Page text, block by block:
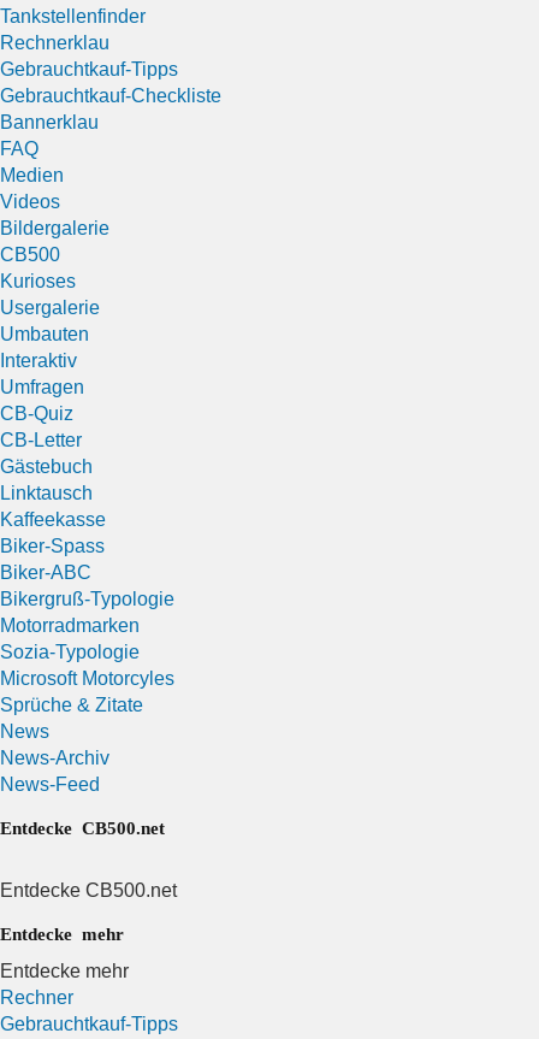
Tankstellenfinder
Rechnerklau
Gebrauchtkauf-Tipps
Gebrauchtkauf-Checkliste
Bannerklau
FAQ
Medien
Videos
Bildergalerie
CB500
Kurioses
Usergalerie
Umbauten
Interaktiv
Umfragen
CB-Quiz
CB-Letter
Gästebuch
Linktausch
Kaffeekasse
Biker-Spass
Biker-ABC
Bikergruß-Typologie
Motorradmarken
Sozia-Typologie
Microsoft Motorcyles
Sprüche & Zitate
News
News-Archiv
News-Feed
Entdecke CB500.net
Entdecke CB500.net
Entdecke mehr
Entdecke mehr
Rechner
Gebrauchtkauf-Tipps